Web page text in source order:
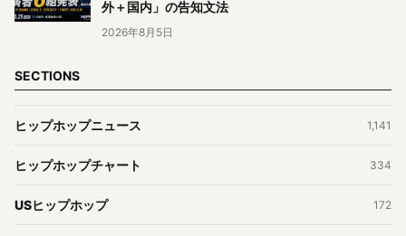
外＋国内」の告知文法
2026年8月5日
SECTIONS
ヒップホップニュース 1,141
ヒップホップチャート 334
USヒップホップ 172